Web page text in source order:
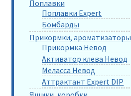
Поплавки
Поплавки Expert
Бомбарды
Прикормки, ароматизаторы
Прикормка Невод
Активатор клева Невод
Меласса Невод
Аттрактант Expert DIP